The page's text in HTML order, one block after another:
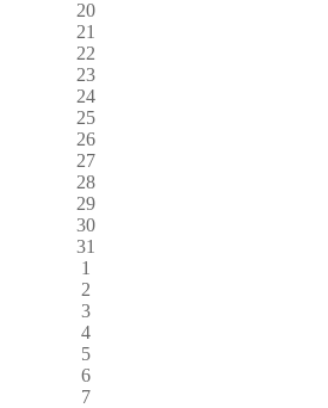
20
21
22
23
24
25
26
27
28
29
30
31
1
2
3
4
5
6
7